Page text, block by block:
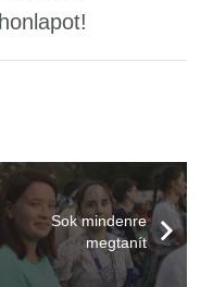
honlapot!
Sok mindenre
megtanít